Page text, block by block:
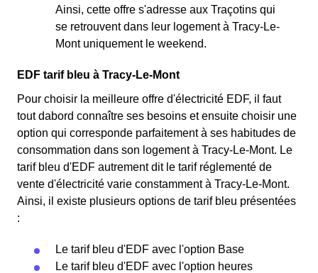
Ainsi, cette offre s'adresse aux Traçotins qui
se retrouvent dans leur logement à Tracy-Le-
Mont uniquement le weekend.
EDF tarif bleu à Tracy-Le-Mont
Pour choisir la meilleure offre d'électricité EDF, il faut
tout dabord connaître ses besoins et ensuite choisir une
option qui corresponde parfaitement à ses habitudes de
consommation dans son logement à Tracy-Le-Mont. Le
tarif bleu d'EDF autrement dit le tarif réglementé de
vente d'électricité varie constamment à Tracy-Le-Mont.
Ainsi, il existe plusieurs options de tarif bleu présentées
:
Le tarif bleu d'EDF avec l'option Base
Le tarif bleu d'EDF avec l'option heures